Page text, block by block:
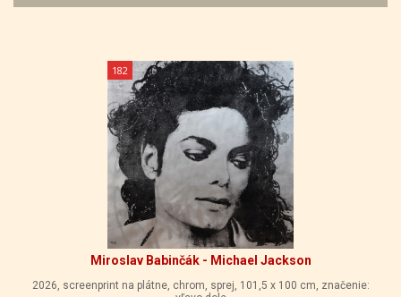
182
Miroslav Babinčák - Michael Jackson
2026, screenprint na plátne, chrom, sprej, 101,5 x 100 cm, značenie: